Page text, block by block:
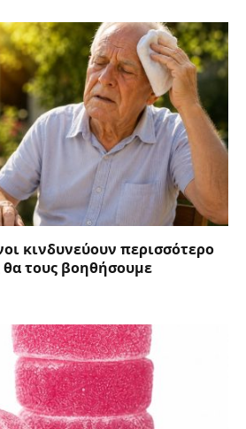
κινδυνεύουν περισσότερο
τους βοηθήσουμε